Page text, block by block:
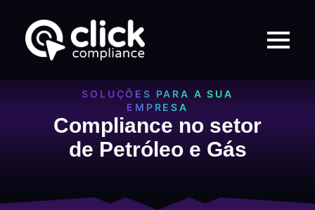
SOLUÇÕES PARA A SUA
EMPRESA
Compliance no setor
de Petróleo e Gás